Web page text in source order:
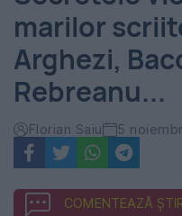
Evenimentul
Zilei
marilor
Arghezi,
Rebreanu...
Florian Saiu 5
COMENTEAZĂ